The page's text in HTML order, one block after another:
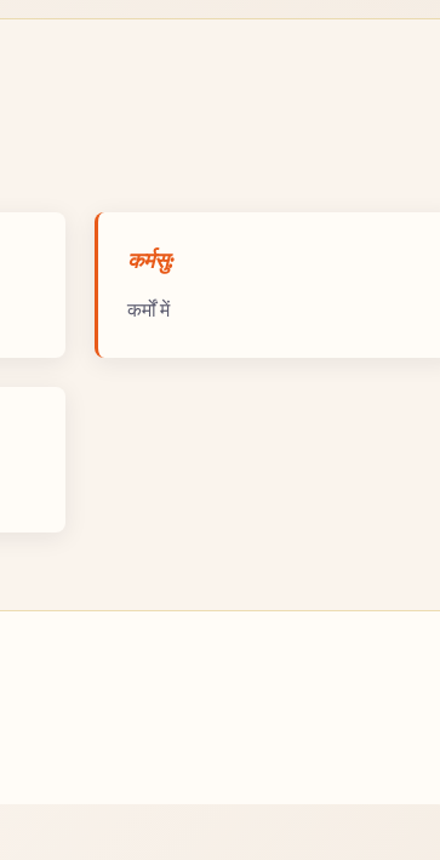
कर्मसु:
कर्मों में